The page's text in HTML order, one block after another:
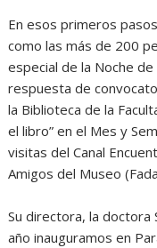
En esos primeros
como las más de 200
especial de la Noche
respuesta de
la Biblioteca de la
el libro” en el Mes y
visitas del Canal
Amigos del Museo
Su directora, la doctora
año inauguramos en